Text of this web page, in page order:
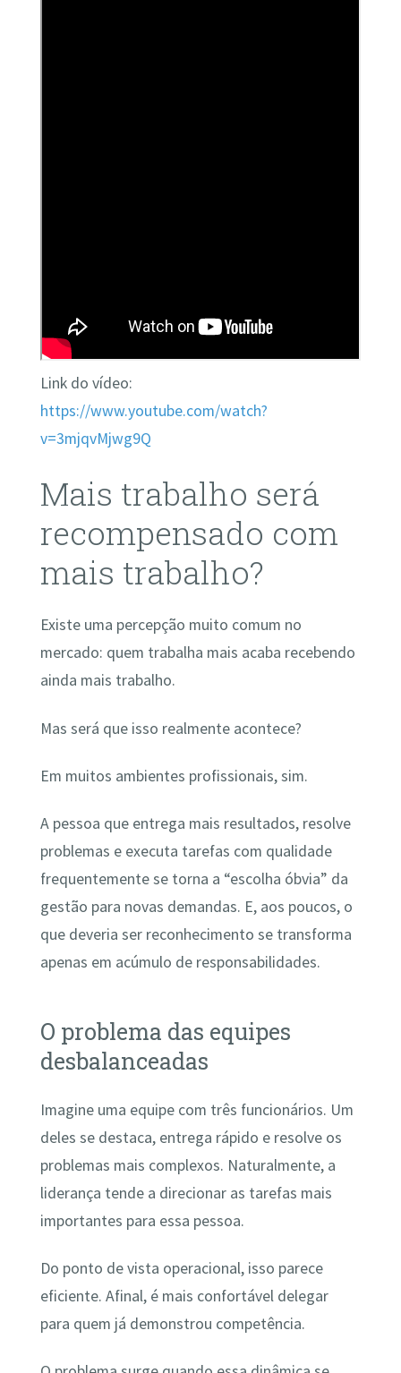
Link do vídeo:
https://www.youtube.com/watch?
v=3mjqvMjwg9Q
Mais trabalho será
recompensado com
mais trabalho?
Existe uma percepção muito comum no
mercado: quem trabalha mais acaba recebendo
ainda mais trabalho.
Mas será que isso realmente acontece?
Em muitos ambientes profissionais, sim.
A pessoa que entrega mais resultados, resolve
problemas e executa tarefas com qualidade
frequentemente se torna a “escolha óbvia” da
gestão para novas demandas. E, aos poucos, o
que deveria ser reconhecimento se transforma
apenas em acúmulo de responsabilidades.
O problema das equipes
desbalanceadas
Imagine uma equipe com três funcionários. Um
deles se destaca, entrega rápido e resolve os
problemas mais complexos. Naturalmente, a
liderança tende a direcionar as tarefas mais
importantes para essa pessoa.
Do ponto de vista operacional, isso parece
eficiente. Afinal, é mais confortável delegar
para quem já demonstrou competência.